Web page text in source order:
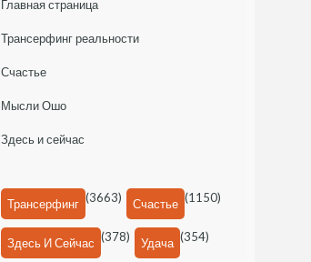
Главная страница
Трансерфинг реальности
Счастье
Мысли Ошо
Здесь и сейчас
Трансерфинг (3663) Счастье (1150)
Здесь И Сейчас (378) Удача (354)